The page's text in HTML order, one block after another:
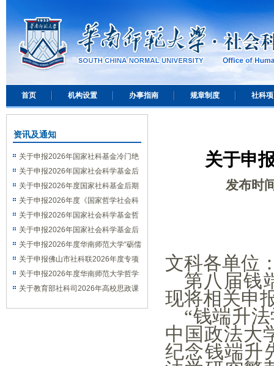
首页 机构设置 办事指南 规章制度 社科
关于申
发布时
文科各单位
第八届钱
现将相关申
“钱端升
中国政法大
纪念钱端升
资讯及通知
关于申报2026年国家社科基金冷门绝
学研究专项的通知
关于申报2026年国家社会科学基金后
期资助（教育学）项目的通知
关于申报2026年度国家社科基金后期
资助（艺术学）项目的通知
关于申报2026年度《国家哲学社会科
学成果文库》的通知
关于申报2026年国家社会科学基金哲
学社会科学学术通俗读物项目的通知
关于申报2026年国家社会科学基金后
期资助暨优秀博士学位论文出版、优秀
学术著作再版项目的通知
关于申报2026年度华南师范大学“砺儒
新社科”交叉学科论坛选题的通知
关于申报佛山市社科联2026年度专项
课题的通知
关于申报2026年度华南师范大学哲学
社会科学优秀学术著作出版资助项目的
关于教育部社科司2026年高校思政课